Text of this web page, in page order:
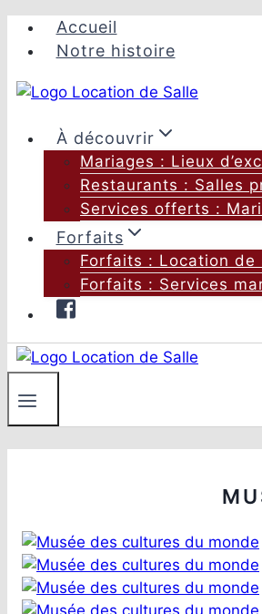
Aller
Accueil
Notre histoire
À découvrir
Mariages : Lieux
Restaurants : Salles
Services offerts :
Forfaits
Forfaits : Location de
Forfaits : Services